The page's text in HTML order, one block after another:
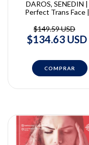
DAROS, SENEDIN |
Perfect Trans Face |
Senedin
$149.59 USD
$134.63 USD